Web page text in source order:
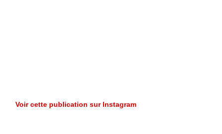
Voir cette publication sur Instagram